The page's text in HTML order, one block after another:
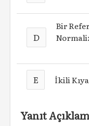
D
Bir
E İkili
Yanıt